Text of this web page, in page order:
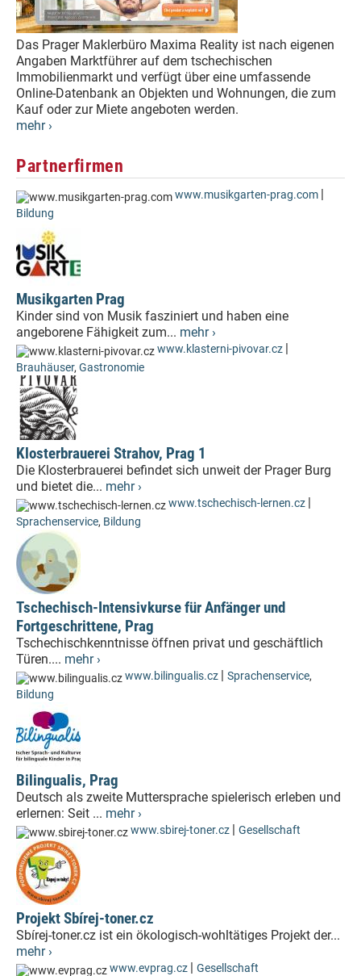
Das Prager Maklerbüro Maxima Reality ist nach eigenen
Angaben Marktführer auf dem tschechischen
Immobilienmarkt und verfügt über eine umfassende
Online-Datenbank an Objekten und Wohnungen, die zum
Kauf oder zur Miete angeboten werden.
mehr ›
Partnerfirmen
www.musikgarten-prag.com |
Bildung
Musikgarten Prag
Kinder sind von Musik fasziniert und haben eine
angeborene Fähigkeit zum... mehr ›
www.klasterni-pivovar.cz |
Brauhäuser, Gastronomie
Klosterbrauerei Strahov, Prag 1
Die Klosterbrauerei befindet sich unweit der Prager Burg
und bietet die... mehr ›
www.tschechisch-lernen.cz |
Sprachenservice, Bildung
Tschechisch-Intensivkurse für Anfänger und
Fortgeschrittene, Prag
Tschechischkenntnisse öffnen privat und geschäftlich
Türen.... mehr ›
www.bilingualis.cz | Sprachenservice,
Bildung
Bilingualis, Prag
Deutsch als zweite Muttersprache spielerisch erleben und
erlernen: Seit ... mehr ›
www.sbirej-toner.cz | Gesellschaft
Projekt Sbírej-toner.cz
Sbírej-toner.cz ist ein ökologisch-wohltätiges Projekt der...
mehr ›
www.evprag.cz | Gesellschaft